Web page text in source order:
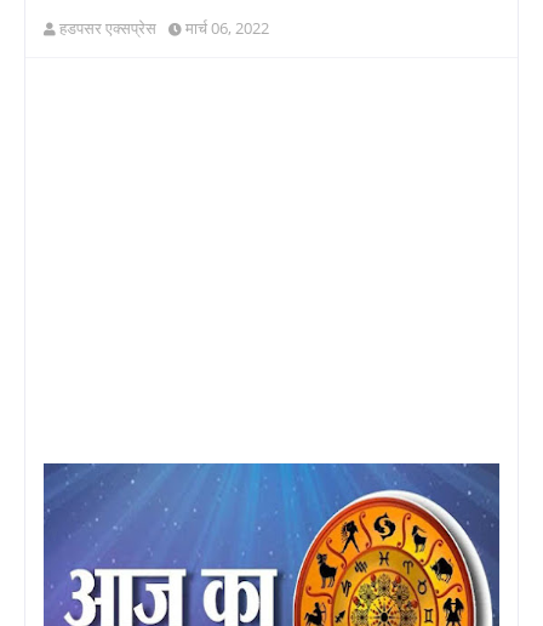
हडपसर एक्सप्रेस मार्च 06, 2022